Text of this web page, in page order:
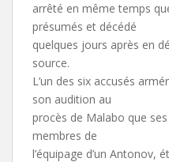
arrêté en même temps
présumés et décédé
quelques jours après en
source.
L’un des six accusés
son audition au
procès de Malabo que
membres de
l’équipage d’un Antonov,